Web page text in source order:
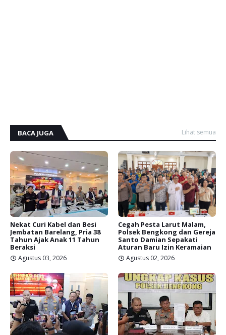
BACA JUGA Lihat semua
Nekat Curi Kabel dan Besi
Jembatan Barelang, Pria 38
Tahun Ajak Anak 11 Tahun
Beraksi
Agustus 03, 2026
Cegah Pesta Larut Malam,
Polsek Bengkong dan Gereja
Santo Damian Sepakati
Aturan Baru Izin Keramaian
Agustus 02, 2026